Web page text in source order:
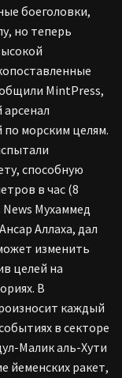
боеголовки,
но теперь
MintPress,
по морским целям.
способную
в час (8
Мухаммед
Аллаха, дал
изменить
целей на
В
каждый
в секторе
Малик аль-Хути
йеменских ракет,